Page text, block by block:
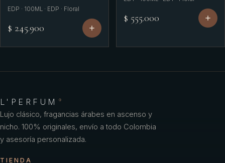
EDP · 100ML · EDP · Floral
$ 245.900
$ 555.000
L'PERFUM ®
Lujo clásico, fragancias árabes en ascenso y
nicho. 100% originales, envío a todo Colombia
y asesoría personalizada.
TIENDA